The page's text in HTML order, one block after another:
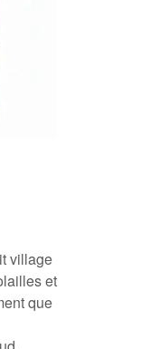
village
et
que